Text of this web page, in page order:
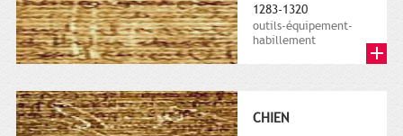
1283-1320
outils-équipement-
habillement
CHIEN